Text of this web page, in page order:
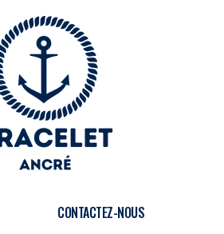
CONTACTEZ-NOUS